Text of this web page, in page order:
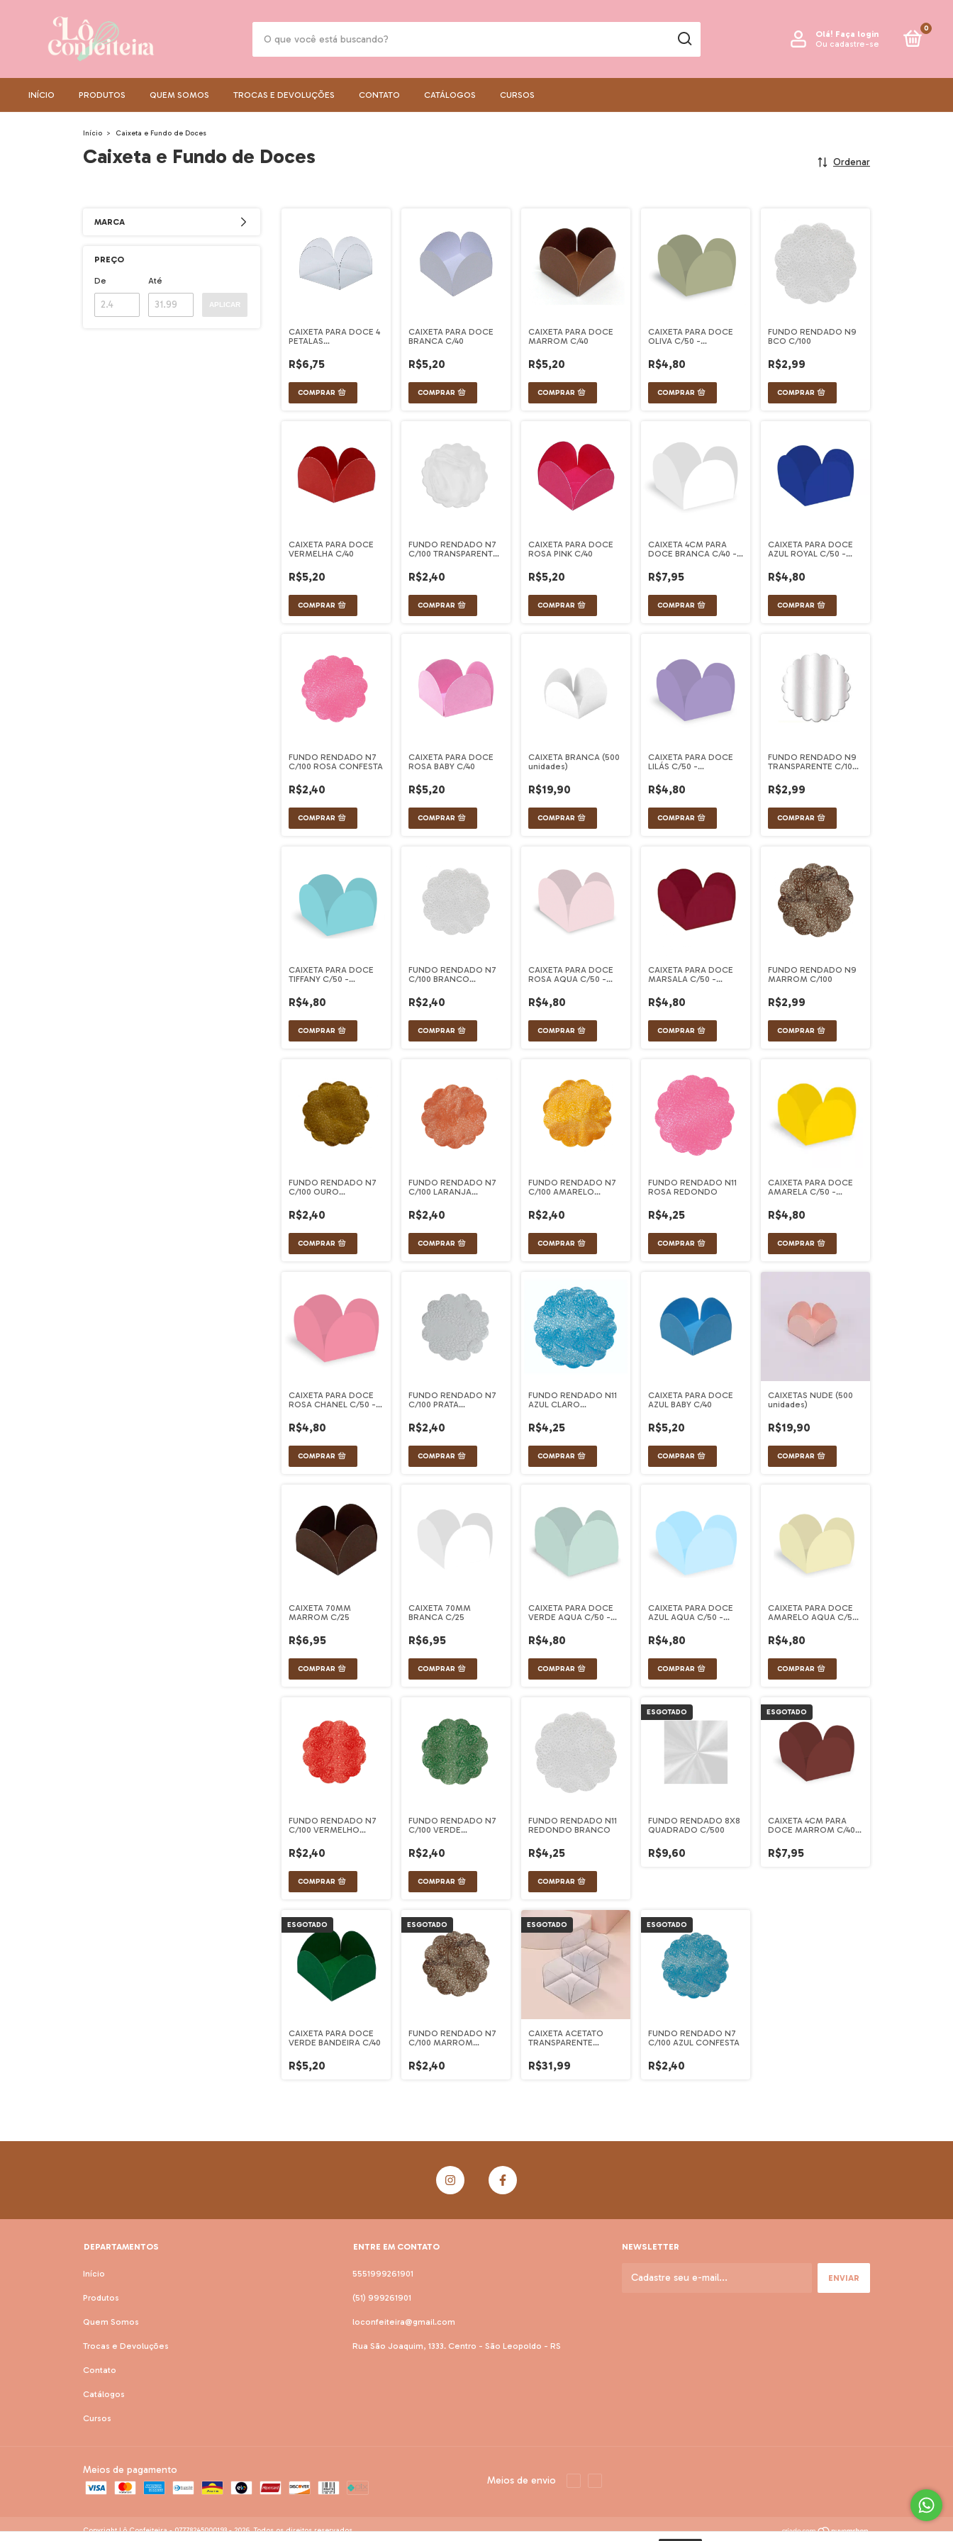
Olá! Faça login
Ou cadastre-se
0
INÍCIO PRODUTOS QUEM SOMOS TROCAS E DEVOLUÇÕES CONTATO CATÁLOGOS CURSOS
Início > Caixeta e Fundo de Doces
Caixeta e Fundo de Doces Ordenar
MARCA
PREÇO
De Até
APLICAR
CAIXETA PARA DOCE 4
PETALAS
R$6,75
CAIXETA PARA DOCE
BRANCA C/40
R$5,20
CAIXETA PARA DOCE
MARROM C/40
R$5,20
CAIXETA PARA DOCE
OLIVA C/50 -
R$4,80
FUNDO RENDADO N9
BCO C/100
R$2,99
CAIXETA PARA DOCE
VERMELHA C/40
R$5,20
FUNDO RENDADO N7
C/100 TRANSPARENTE
R$2,40
CAIXETA PARA DOCE
ROSA PINK C/40
R$5,20
CAIXETA 4CM PARA
DOCE BRANCA C/40 -
R$7,95
CAIXETA PARA DOCE
AZUL ROYAL C/50 -
R$4,80
FUNDO RENDADO N7
C/100 ROSA CONFESTA
R$2,40
CAIXETA PARA DOCE
ROSA BABY C/40
R$5,20
CAIXETA BRANCA (500
unidades)
R$19,90
CAIXETA PARA DOCE
LILÁS C/50 -
R$4,80
FUNDO RENDADO N9
TRANSPARENTE C/100
R$2,99
CAIXETA PARA DOCE
TIFFANY C/50 -
R$4,80
FUNDO RENDADO N7
C/100 BRANCO
R$2,40
CAIXETA PARA DOCE
ROSA AQUA C/50 -
R$4,80
CAIXETA PARA DOCE
MARSALA C/50 -
R$4,80
FUNDO RENDADO N9
MARROM C/100
R$2,99
FUNDO RENDADO N7
C/100 OURO
R$2,40
FUNDO RENDADO N7
C/100 LARANJA
R$2,40
FUNDO RENDADO N7
C/100 AMARELO
R$2,40
FUNDO RENDADO N11
ROSA REDONDO
R$4,25
CAIXETA PARA DOCE
AMARELA C/50 -
R$4,80
CAIXETA PARA DOCE
ROSA CHANEL C/50 -
R$4,80
FUNDO RENDADO N7
C/100 PRATA
R$2,40
FUNDO RENDADO N11
AZUL CLARO
R$4,25
CAIXETA PARA DOCE
AZUL BABY C/40
R$5,20
CAIXETAS NUDE (500
unidades)
R$19,90
CAIXETA 70MM
MARROM C/25
R$6,95
CAIXETA 70MM
BRANCA C/25
R$6,95
CAIXETA PARA DOCE
VERDE AQUA C/50 -
R$4,80
CAIXETA PARA DOCE
AZUL AQUA C/50 -
R$4,80
CAIXETA PARA DOCE
AMARELO AQUA C/50
R$4,80
FUNDO RENDADO N7
C/100 VERMELHO
R$2,40
FUNDO RENDADO N7
C/100 VERDE
R$2,40
FUNDO RENDADO N11
REDONDO BRANCO
R$4,25
ESGOTADO
FUNDO RENDADO 8X8
QUADRADO C/500
R$9,60
ESGOTADO
CAIXETA 4CM PARA
DOCE MARROM C/40 -
R$7,95
ESGOTADO
CAIXETA PARA DOCE
VERDE BANDEIRA C/40
R$5,20
ESGOTADO
FUNDO RENDADO N7
C/100 MARROM
R$2,40
ESGOTADO
CAIXETA ACETATO
TRANSPARENTE
R$31,99
ESGOTADO
FUNDO RENDADO N7
C/100 AZUL CONFESTA
R$2,40
DEPARTAMENTOS
Início
Produtos
Quem Somos
Trocas e Devoluções
Contato
Catálogos
Cursos
ENTRE EM CONTATO
5551999261901
(51) 999261901
loconfeiteira@gmail.com
Rua São Joaquim, 1333. Centro - São Leopoldo - RS
NEWSLETTER
Meios de pagamento
Meios de envio
Copyright Lô Confeiteira - 07778245000193 - 2026. Todos os direitos reservados.